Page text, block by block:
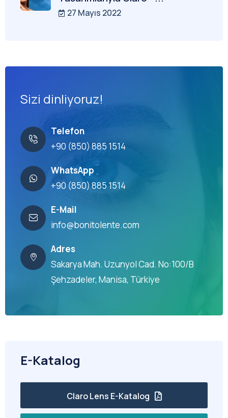
27 Mayıs 2022
Sizi dinliyoruz!
Telefon
+90 (850) 885 1514
WhatsApp
+90 (850) 885 1514
E-Mail
info@bonitolente.com
Adres
Sakarya Mah. Uzunyol Cad. No:100/B
Şehzadeler, Manisa, Türkiye
E-Katalog
Claro Lens E-Katalog